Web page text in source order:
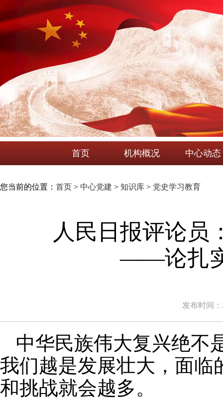
首页 机构概况 中心动态
您当前的位置： 首页 > 中心党建 > 知识库 > 党史学习教育
人民日报评论员
——论扎
发布时间：
中华民族伟大复兴绝不
我们越是发展壮大，面临
和挑战就会越多。